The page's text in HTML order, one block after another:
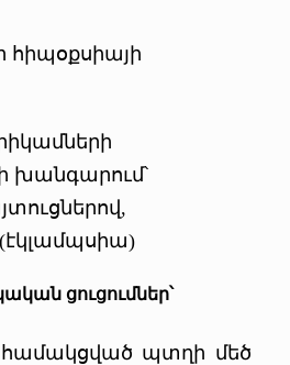
հիպօքսիայի
(էկլամպսիա)
ցուցումներ՝
համակցված պտղի մեծ